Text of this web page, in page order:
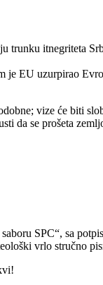
trunku itnegriteta
je EU uzurpirao
vize će biti
da se prošeta
SPC“, sa
vrlo stručno